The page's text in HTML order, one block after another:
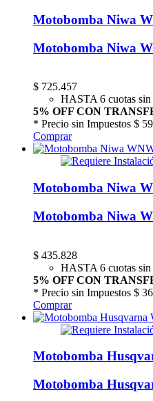
Motobomba Niwa
Motobomba Niwa
$ 725.457
HASTA 6 cuotas sin
5% OFF CON
* Precio sin Impuestos $
Comprar
Motobomba Niwa
Motobomba Niwa
$ 435.828
HASTA 6 cuotas sin
5% OFF CON
* Precio sin Impuestos $
Comprar
Motobomba
Motobomba